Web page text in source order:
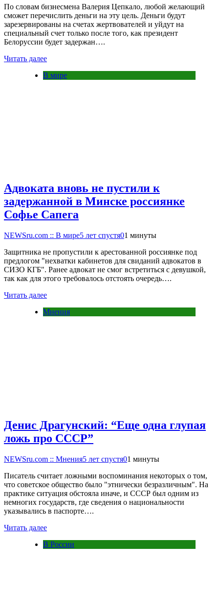
По словам бизнесмена Валерия Цепкало, любой желающий
сможет перечислить деньги на эту цель. Деньги будут
зарезервированы на счетах жертвователей и уйдут на
специальный счет только после того, как президент
Белоруссии будет задержан….
Читать далее
В мире
Адвоката вновь не пустили к
задержанной в Минске россиянке
Софье Сапега
NEWSru.com :: В мире5 лет спустя01 минуты
Защитника не пропустили к арестованной россиянке под
предлогом "нехватки кабинетов для свиданий адвокатов в
СИЗО КГБ". Ранее адвокат не смог встретиться с девушкой,
так как для этого требовалось отстоять очередь….
Читать далее
Мнения
Денис Драгунский: “Еще одна глупая
ложь про СССР”
NEWSru.com :: Мнения5 лет спустя01 минуты
Писатель считает ложными воспоминания некоторых о том,
что советское общество было "этнически безразличным". На
практике ситуация обстояла иначе, и СССР был одним из
немногих государств, где сведения о национальности
указывались в паспорте….
Читать далее
В России